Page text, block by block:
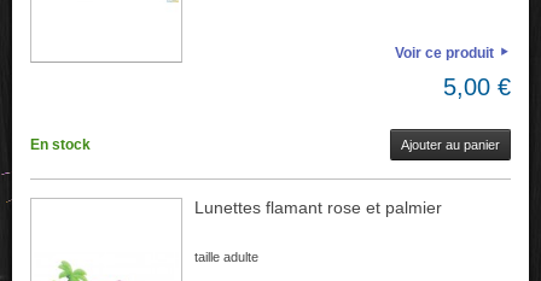
Voir ce produit
5,00 €
En stock Ajouter au panier
Lunettes flamant rose et palmier
taille adulte